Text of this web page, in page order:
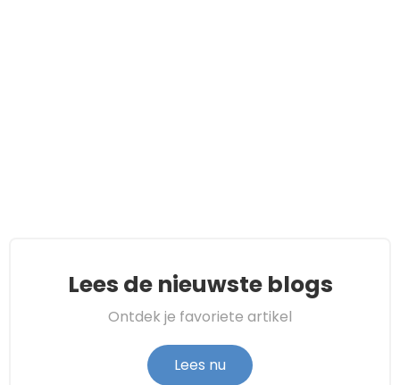
Lees de nieuwste blogs
Ontdek je favoriete artikel
Lees nu